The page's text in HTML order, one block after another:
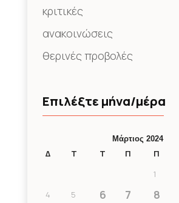
κριτικές
ανακοινώσεις
θερινές προβολές
Επιλέξτε μήνα/μέρα
Μάρτιος 2024
Δ Τ Τ Π Π
1
4
5 6 7 8